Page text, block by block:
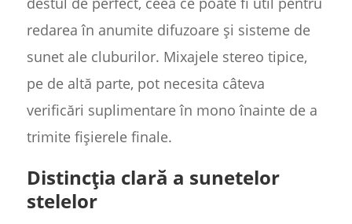
redarea în anumite difuzoare și sisteme de
sunet ale cluburilor. Mixajele stereo tipice,
pe de altă parte, pot necesita câteva
verificări suplimentare în mono înainte de a
trimite fișierele finale.
Distincția clară a sunetelor
stelelor